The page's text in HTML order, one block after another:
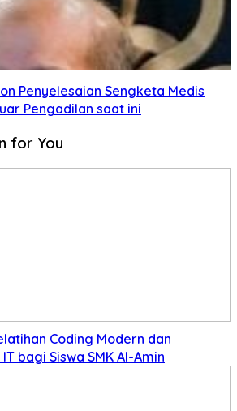
Penyelesaian Sengketa Medis
Pengadilan saat ini
for You
Coding Modern dan
bagi Siswa SMK Al-Amin